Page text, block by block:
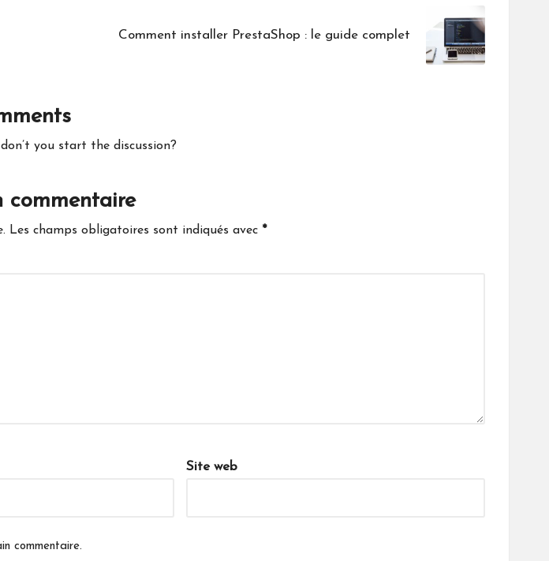
Comment installer PrestaShop : le guide complet
you start the discussion?
commentaire
Les champs obligatoires sont indiqués avec *
Site web
commentaire.